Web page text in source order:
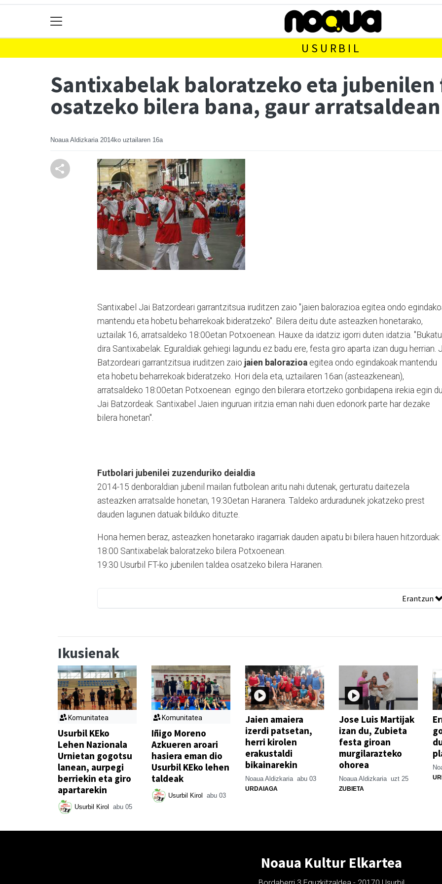
USURBIL
Santixabelak baloratzeko eta
osatzeko bilera bana, gaur arratsaldean
Noaua Aldizkaria 2014ko uztailaren 16a
Santixabel Jai Batzordeari garrantzitsua iruditzen zaio "jaien balorazioa egitea ondo
mantendu eta hobetu beharrekoak bideratzeko". Bilera deitu dute asteazken honetarako,
uztailak 16, arratsaldeko 18:00etan Potxoenean. Hauxe da idatziz igorri duten idatzia. "Bukatu
dira Santixabelak. Eguraldiak gehiegi lagundu ez badu ere, festa giro aparta izan dugu herrian.
Batzordeari garrantzitsua iruditzen zaio jaien balorazioa egitea ondo egindakoak mantendu
eta hobetu beharrekoak bideratzeko. Hori dela eta, uztailaren 16an (asteazkenean),
arratsaldeko 18:00etan Potxoenean egingo den bilerara etortzeko gonbidapena irekia egin du
Jai Batzordeak. Santixabel Jaien inguruan iritzia eman nahi duen edonork parte har dezake
bilera honetan".
Futbolari jubenilei zuzenduriko deialdia
2014-15 denboraldian jubenil mailan futbolean aritu nahi dutenak, gerturatu daitezela
asteazken arratsalde honetan, 19:30etan Haranera. Taldeko arduradunek jokatzeko prest
dauden lagunen datuak bilduko dituzte.
Hona hemen beraz, asteazken honetarako iragarriak dauden aipatu bi bilera hauen hitzorduak:
18:00 Santixabelak baloratzeko bilera Potxoenean.
19:30 Usurbil FT-ko jubenilen taldea osatzeko bilera Haranen.
Erantzun
Ikusienak
Komunitatea
Usurbil KEko
Lehen Nazionala
Urnietan gogotsu
lanean, aurpegi
berriekin eta giro
apartarekin
Usurbil Kirol abu 05
Komunitatea
Iñigo Moreno
Azkueren aroari
hasiera eman dio
Usurbil KEko lehen
taldeak
Usurbil Kirol abu 03
Jaien amaiera
izerdi patsetan,
herri kirolen
erakustaldi
bikainarekin
Noaua Aldizkaria abu 03
URDAIAGA
Jose Luis Martijak
izan du, Zubieta
festa giroan
murgilarazteko
ohorea
Noaua Aldizkaria uzt 25
ZUBIETA
Noaua Kultur Elkartea